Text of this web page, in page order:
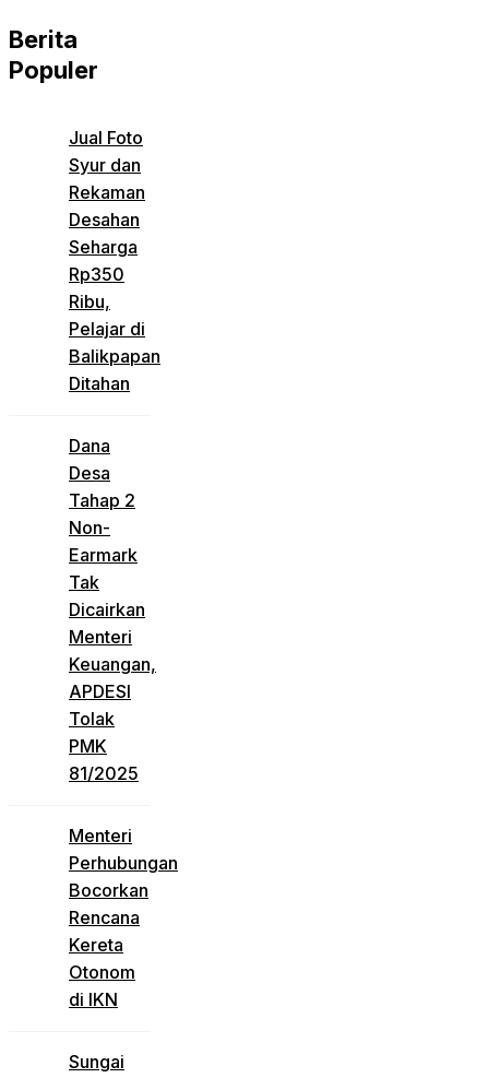
Berita
Populer
Jual Foto
Syur dan
Rekaman
Desahan
Seharga
Rp350
Ribu,
Pelajar di
Balikpapan
Ditahan
Dana
Desa
Tahap 2
Non-
Earmark
Tak
Dicairkan
Menteri
Keuangan,
APDESI
Tolak
PMK
81/2025
Menteri
Perhubungan
Bocorkan
Rencana
Kereta
Otonom
di IKN
Sungai